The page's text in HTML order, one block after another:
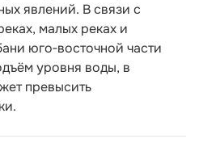
явлений. В связи с
малых реках и
юго‑восточной части
уровня воды, в
превысить